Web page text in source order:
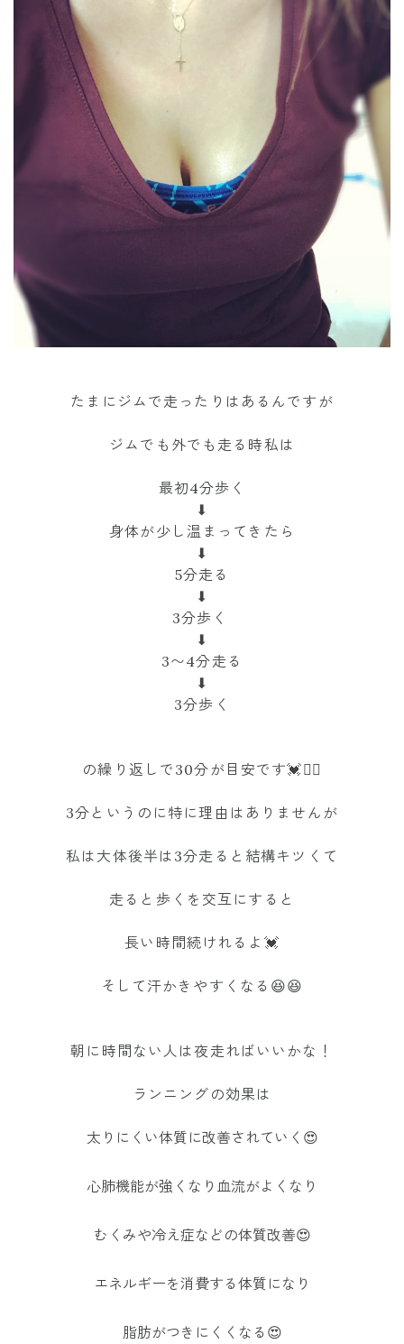
たまにジムで走ったりはあるんですが
ジムでも外でも走る時私は
最初4分歩く
⬇︎
身体が少し温まってきたら
⬇︎
5分走る
⬇︎
3分歩く
⬇︎
3〜4分走る
⬇︎
3分歩く
の繰り返しで30分が目安です💓🏃‍♀️
3分というのに特に理由はありませんが
私は大体後半は3分走ると結構キツくて
走ると歩くを交互にすると
長い時間続けれるよ💓
そして汗かきやすくなる😆😆
朝に時間ない人は夜走ればいいかな！
ランニングの効果は
太りにくい体質に改善されていく😍
心肺機能が強くなり血流がよくなり
むくみや冷え症などの体質改善😍
エネルギーを消費する体質になり
脂肪がつきにくくなる😍